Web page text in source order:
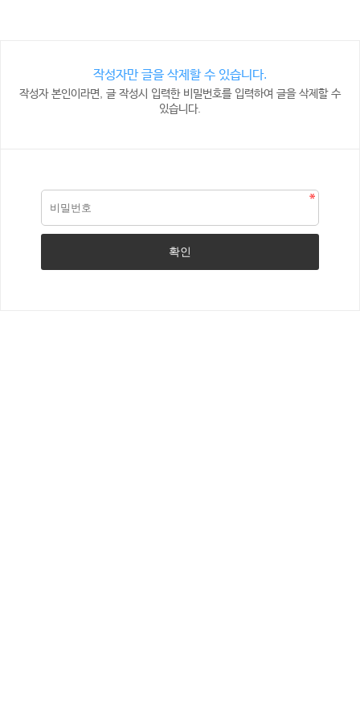
작성자만 글을 삭제할 수 있습니다.
작성자 본인이라면, 글 작성시 입력한 비밀번호를 입력하여 글을 삭제할 수
있습니다.